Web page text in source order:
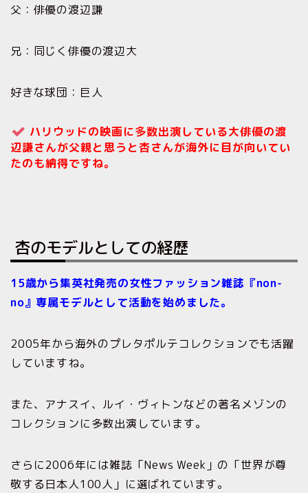
父：俳優の渡辺謙
兄：同じく俳優の渡辺大
好きな球団：巨人
ハリウッドの映画に多数出演している大俳優の渡
辺謙さんが父親と思うと杏さんが海外に目が向いてい
たのも納得ですね。
杏のモデルとしての経歴
15歳から集英社発売の女性ファッション雑誌『non-
no』専属モデルとして活動を始めました。
2005年から海外のプレタポルテコレクションでも活躍
していますね。
また、アナスイ、ルイ・ヴィトンなどの著名メゾンの
コレクションに多数出演しています。
さらに2006年には雑誌「News Week」の「世界が尊
敬する日本人100人」に選ばれています。